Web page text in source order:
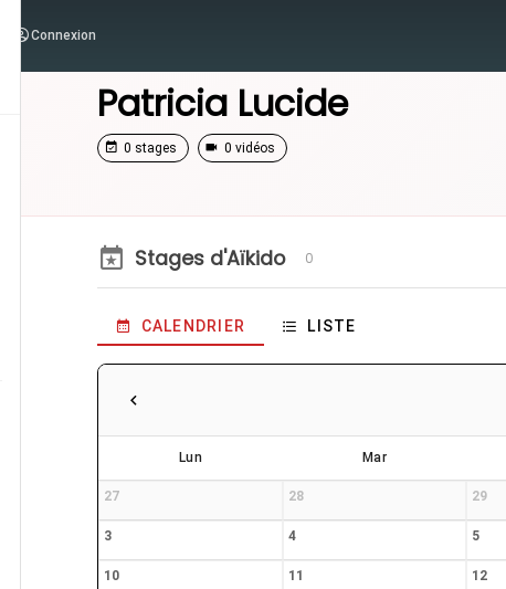
Connexion
Patricia Lucide
0 stages 0 vidéos
Stages d'Aïkido 0
CALENDRIER LISTE
Lun Mar
27 28 29
3 4 5
10 11 12